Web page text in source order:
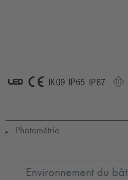
▶ Photométrie
Environnement du